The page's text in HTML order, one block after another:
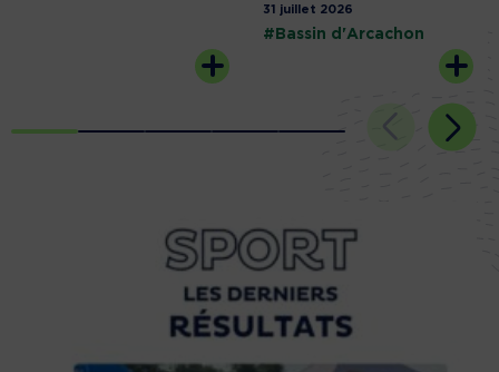
31 juillet 2026
#Bassin d'Arcachon